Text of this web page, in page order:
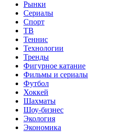
Рынки
Сериалы
Спорт
ТВ
Теннис
Технологии
Тренды
Фигурное катание
Фильмы и сериалы
Футбол
Хоккей
Шахматы
Шоу-бизнес
Экология
Экономика